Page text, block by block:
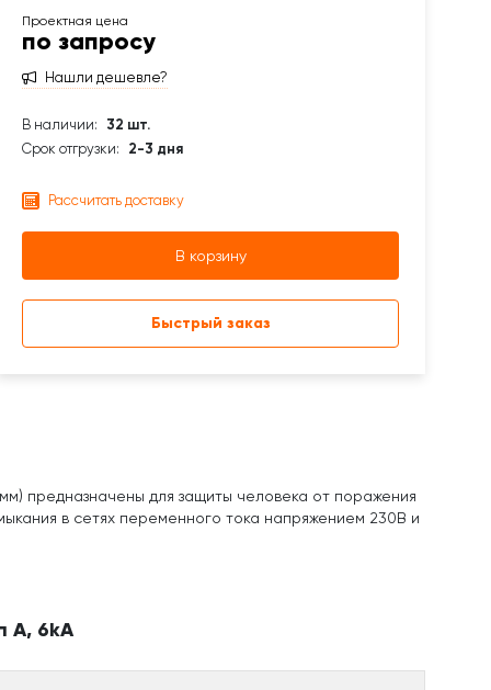
по запросу
Нашли дешевле?
В наличии:
32 шт.
Срок отгрузки:
2-3 дня
Рассчитать доставку
В корзину
Быстрый заказ
предназначены для защиты человека от поражения
в сетях переменного тока напряжением 230В и
A, 6kA